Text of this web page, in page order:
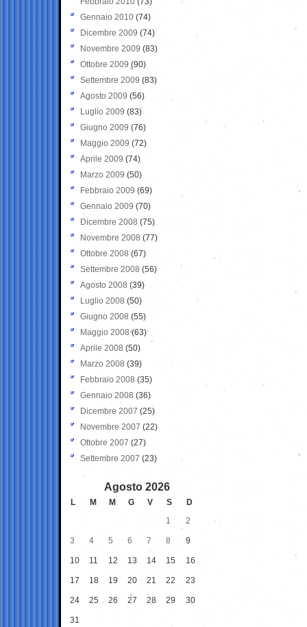
Gennaio 2010 (74)
Dicembre 2009 (74)
Novembre 2009 (83)
Ottobre 2009 (90)
Settembre 2009 (83)
Agosto 2009 (56)
Luglio 2009 (83)
Giugno 2009 (76)
Maggio 2009 (72)
Aprile 2009 (74)
Marzo 2009 (50)
Febbraio 2009 (69)
Gennaio 2009 (70)
Dicembre 2008 (75)
Novembre 2008 (77)
Ottobre 2008 (67)
Settembre 2008 (56)
Agosto 2008 (39)
Luglio 2008 (50)
Giugno 2008 (55)
Maggio 2008(63)
Aprile 2008 (50)
Marzo 2008 (39)
Febbraio 2008 (35)
Gennaio 2008 (36)
Dicembre 2007 (25)
Novembre 2007 (22)
Ottobre 2007 (27)
Settembre 2007 (23)
Agosto 2026
L M M G V S
D
1
2
3 4 5 6 7 8 9
10 11 12 13 14 15 16
17 18 19 20 21 22 23
24 25 26 27 28 29 30
31